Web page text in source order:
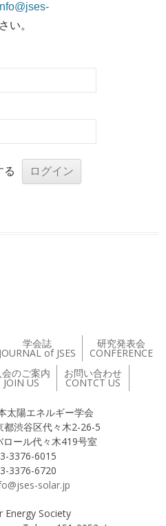
い。
る
学会誌
JOURNAL of JSES
研究発表会
CONFERENCE
会のご案内
JOIN US
お問い合わせ
CONTCT US
太陽エネルギー学会
渋谷区代々木2-26-5
々木419号室
3376-6015
3376-6720
solar.jp
Energy Society